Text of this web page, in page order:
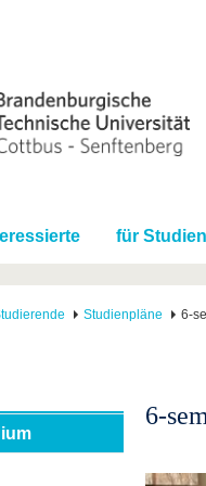
Im
für
Studienpläne 6-
6-